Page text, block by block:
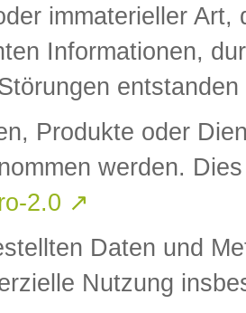
immaterieller
Informationen,
Produkte oder
werden.
2.0 ↗
Daten und
Nutzung